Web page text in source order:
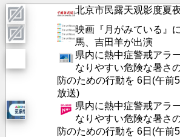
ー
プ
の
作
記
事
北京市民露天观影度夏
映画『月がみている』
馬、吉田羊が出演
県内に熱中症警戒アラ
なりやすい危険な暑さ
防のための行動を 6日(午前
放送)
県内に熱中症警戒アラ
なりやすい危険な暑さ
防のための行動を 6日(午前